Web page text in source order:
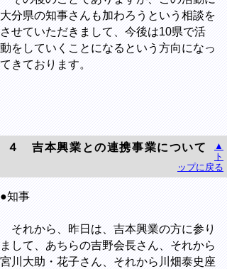
大分県の知事さんも加わろうという相談を
させていただきまして、今後は10県で活
動をしていくことになるという方向になっ
てきております。
４ 吉本興業との連携事業について
▲
ト
ップに戻る
●知事
それから、昨日は、吉本興業の方に参り
まして、あちらの吉野会長さん、それから
宮川大助・花子さん、それから川畑泰史座